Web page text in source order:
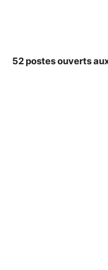
52 postes ouverts